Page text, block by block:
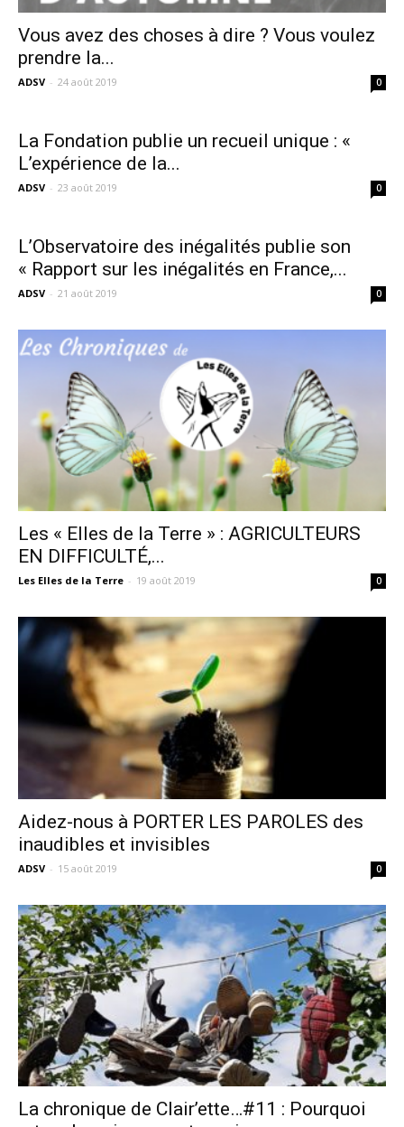
Vous avez des choses à dire ? Vous voulez
prendre la...
ADSV - 24 août 2019 0
La Fondation publie un recueil unique : «
L’expérience de la...
ADSV - 23 août 2019 0
L’Observatoire des inégalités publie son
« Rapport sur les inégalités en France,...
ADSV - 21 août 2019 0
Les « Elles de la Terre » : AGRICULTEURS
EN DIFFICULTÉ,...
Les Elles de la Terre - 19 août 2019 0
Aidez-nous à PORTER LES PAROLES des
inaudibles et invisibles
ADSV - 15 août 2019 0
La chronique de Clair’ette…#11 : Pourquoi